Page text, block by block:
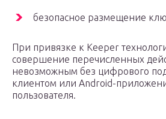
безопасное размещение
При привязке к Keeper
совершение перечисленных
невозможным без цифрового
клиентом или Android-
пользователя.